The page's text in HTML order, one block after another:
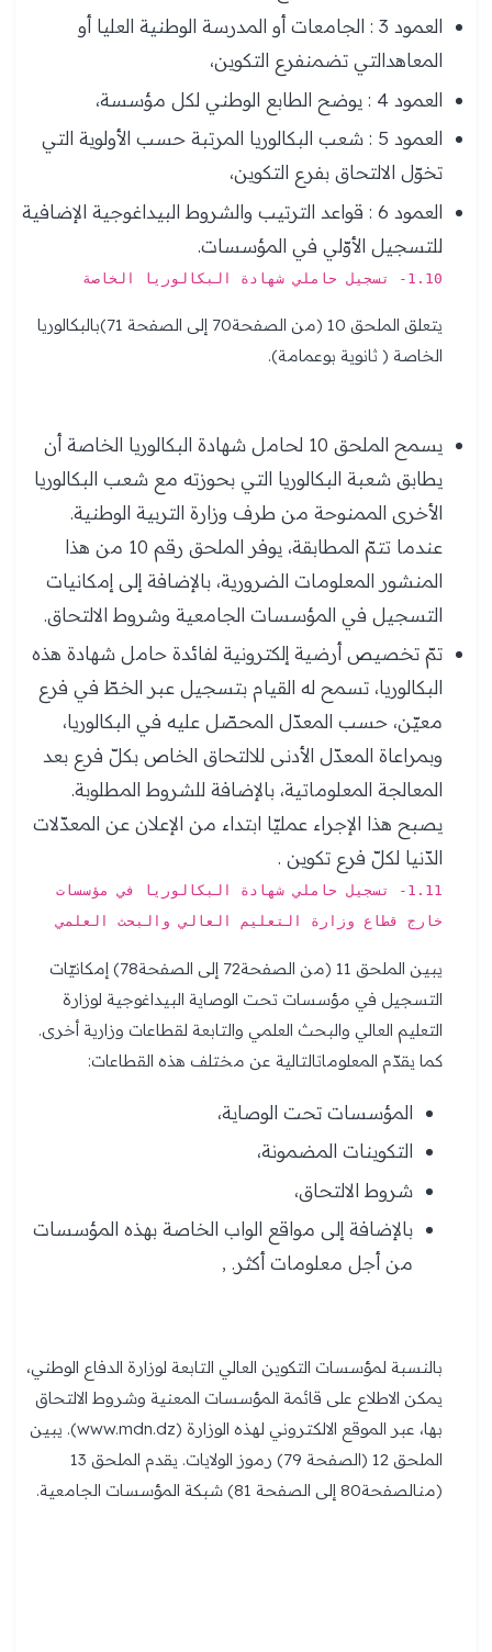
العمود 3 : الجامعات أو المدرسة الوطنية العليا أو
المعاهدالتي تضمنفرع التكوين،
العمود 4 : يوضح الطابع الوطني لكل مؤسسة،
العمود 5 : شعب البكالوريا المرتبة حسب الأولوية التي
تخوّل الالتحاق بفرع التكوين،
العمود 6 : قواعد الترتيب والشروط البيداغوجية الإضافية
للتسجيل الأوّلي في المؤسسات.
1.10- تسجيل حاملي شهادة البكالوريا الخاصة
يتعلق الملحق 10 (من الصفحة70 إلى الصفحة 71)بالبكالوريا
الخاصة ( ثانوية بوعمامة).
يسمح الملحق 10 لحامل شهادة البكالوريا الخاصة أن
يطابق شعبة البكالوريا التي بحوزته مع شعب البكالوريا
الأخرى الممنوحة من طرف وزارة التربية الوطنية.
عندما تتمّ المطابقة، يوفر الملحق رقم 10 من هذا
المنشور المعلومات الضرورية، بالإضافة إلى إمكانيات
التسجيل في المؤسسات الجامعية وشروط الالتحاق.
تمّ تخصيص أرضية إلكترونية لفائدة حامل شهادة هذه
البكالوريا، تسمح له القيام بتسجيل عبر الخطّ في فرع
معيّن، حسب المعدّل المحصّل عليه في البكالوريا،
وبمراعاة المعدّل الأدنى للالتحاق الخاص بكلّ فرع بعد
المعالجة المعلوماتية، بالإضافة للشروط المطلوبة.
يصبح هذا الإجراء عمليّا ابتداء من الإعلان عن المعدّلات
الدّنيا لكلّ فرع تكوين .
1.11- تسجيل حاملي شهادة البكالوريا في مؤسسات
خارج قطاع وزارة التعليم العالي والبحث العلمي
يبين الملحق 11 (من الصفحة72 إلى الصفحة78) إمكانيّات
التسجيل في مؤسسات تحت الوصاية البيداغوجية لوزارة
التعليم العالي والبحث العلمي والتابعة لقطاعات وزارية أخرى.
كما يقدّم المعلوماتالتالية عن مختلف هذه القطاعات:
المؤسسات تحت الوصاية،
التكوينات المضمونة،
شروط الالتحاق،
بالإضافة إلى مواقع الواب الخاصة بهذه المؤسسات
من أجل معلومات أكثر. ,
بالنسبة لمؤسسات التكوين العالي التابعة لوزارة الدفاع الوطني،
يمكن الاطلاع على قائمة المؤسسات المعنية وشروط الالتحاق
بها، عبر الموقع الالكتروني لهذه الوزارة (www.mdn.dz). يبين
الملحق 12 (الصفحة 79) رموز الولايات. يقدم الملحق 13
(منالصفحة80 إلى الصفحة 81) شبكة المؤسسات الجامعية.